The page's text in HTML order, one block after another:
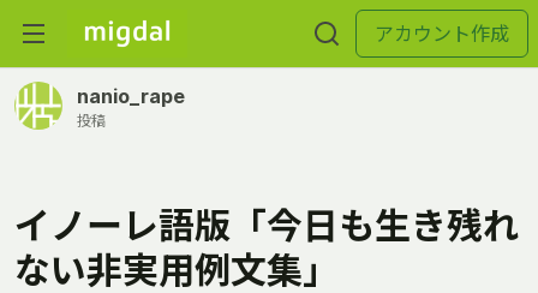
アカウント作成
nanio_rape
投稿
イノーレ語版「今日も生き残れ
ない非実用例文集」